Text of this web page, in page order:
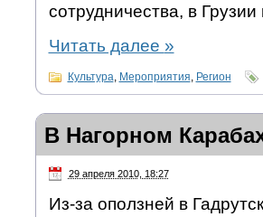
сотрудничества, в
Читать далее »
Культура Мероприятия Регион
В Нагорном
29 апреля 2010, 18:27
Из-за оползней в